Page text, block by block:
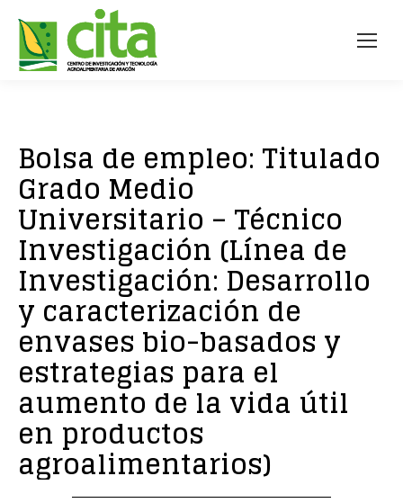
Bolsa de empleo: Titulado
Grado Medio
Universitario – Técnico
Investigación (Línea de
Investigación: Desarrollo
y caracterización de
envases bio-basados y
estrategias para el
aumento de la vida útil
en productos
agroalimentarios)